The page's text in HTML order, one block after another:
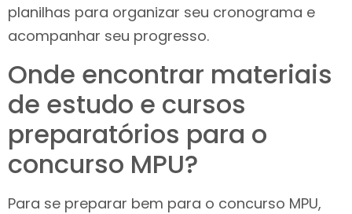
planilhas para organizar seu cronograma e
acompanhar seu progresso.
Onde encontrar materiais
de estudo e cursos
preparatórios para o
concurso MPU?
Para se preparar bem para o concurso MPU,